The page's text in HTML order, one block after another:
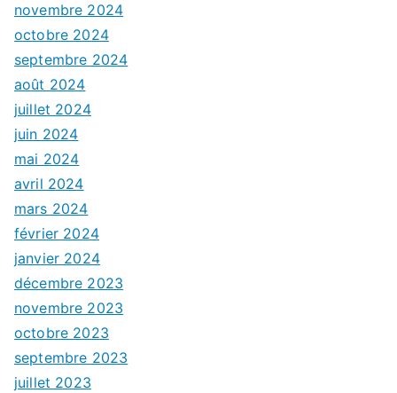
novembre 2024
octobre 2024
septembre 2024
août 2024
juillet 2024
juin 2024
mai 2024
avril 2024
mars 2024
février 2024
janvier 2024
décembre 2023
novembre 2023
octobre 2023
septembre 2023
juillet 2023